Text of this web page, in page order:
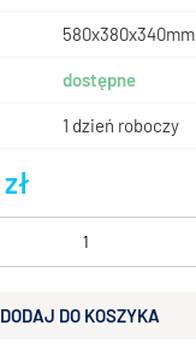
580x380x340mm
dostępne
1 dzień roboczy
DODAJ DO KOSZYKA